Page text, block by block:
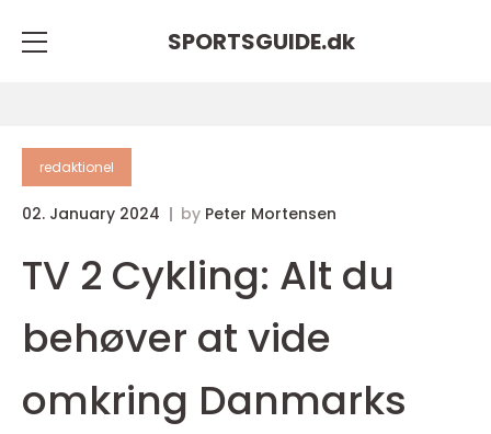
SPORTSGUIDE.dk
redaktionel
02. January 2024 by Peter Mortensen
TV 2 Cykling: Alt du
behøver at vide
omkring Danmarks